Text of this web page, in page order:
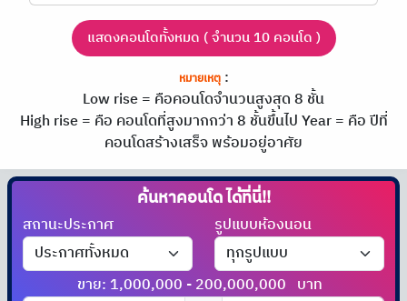
แสดงคอนโดทั้งหมด ( จำนวน 10 คอนโด )
หมายเหตุ:
Low rise = คือคอนโดจำนวนสูงสุด 8 ชั้น
High rise = คือ คอนโดที่สูงมากกว่า 8 ชั้นขึ้นไปYear = คือ ปีที่
คอนโดสร้างเสร็จ พร้อมอยู่อาศัย
ค้นหาคอนโด
สถานะประกาศ รูปแบบห้องนอน
ขาย: 1,000,000 - 200,000,000 บาท